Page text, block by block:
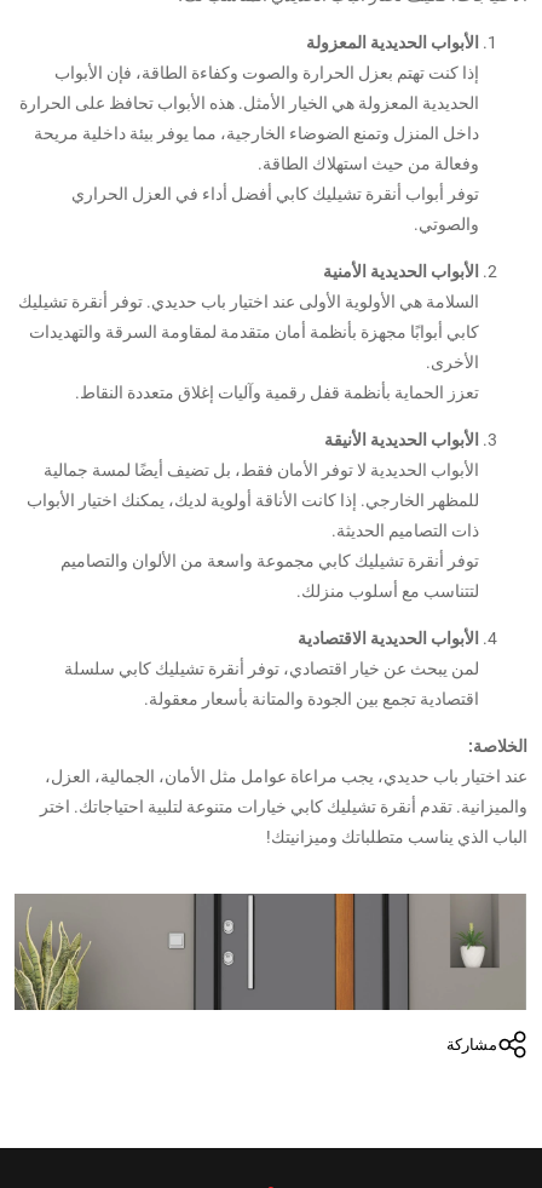
الأبواب الحديدية المعزولة
إذا كنت تهتم بعزل الحرارة والصوت وكفاءة الطاقة، فإن الأبواب
الحديدية المعزولة هي الخيار الأمثل. هذه الأبواب تحافظ على الحرارة
داخل المنزل وتمنع الضوضاء الخارجية، مما يوفر بيئة داخلية مريحة
وفعالة من حيث استهلاك الطاقة.
توفر أبواب أنقرة تشيليك كابي أفضل أداء في العزل الحراري
والصوتي.
الأبواب الحديدية الأمنية
السلامة هي الأولوية الأولى عند اختيار باب حديدي. توفر أنقرة تشيليك
كابي أبوابًا مجهزة بأنظمة أمان متقدمة لمقاومة السرقة والتهديدات
الأخرى.
تعزز الحماية بأنظمة قفل رقمية وآليات إغلاق متعددة النقاط.
الأبواب الحديدية الأنيقة
الأبواب الحديدية لا توفر الأمان فقط، بل تضيف أيضًا لمسة جمالية
للمظهر الخارجي. إذا كانت الأناقة أولوية لديك، يمكنك اختيار الأبواب
ذات التصاميم الحديثة.
توفر أنقرة تشيليك كابي مجموعة واسعة من الألوان والتصاميم
لتتناسب مع أسلوب منزلك.
الأبواب الحديدية الاقتصادية
لمن يبحث عن خيار اقتصادي، توفر أنقرة تشيليك كابي سلسلة
اقتصادية تجمع بين الجودة والمتانة بأسعار معقولة.
الخلاصة:
عند اختيار باب حديدي، يجب مراعاة عوامل مثل الأمان، الجمالية، العزل،
والميزانية. تقدم أنقرة تشيليك كابي خيارات متنوعة لتلبية احتياجاتك. اختر
الباب الذي يناسب متطلباتك وميزانيتك!
مشاركة